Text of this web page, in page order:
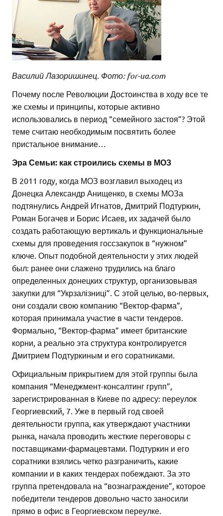
Василий Лазоришинец. Фото: for-ua.com
Почему после Революции Достоинства в ходу все те
же схемы и принципы, которые активно
использовались в период “семейного застоя”? Этой
теме считаю необходимым посвятить более
пристальное внимание…
Эра Семьи: как строились схемы в МОЗ
В 2011 году, когда МОЗ возглавил выходец из
Донецка Александр Анищенко, в схемы МОЗа
подтянулись Андрей Игнатов, Дмитрий Подтуркин,
Роман Богачев и Борис Исаев, их задачей было
создать работающую вертикаль и функциональные
схемы для проведения госсзакупок в “нужном”
ключе. Опыт подобной деятельности у этих людей
был: ранее они слажено трудились на благо
определенных донецких структур, организовывая
закупки для “Укрзалізниці”. С этой целью, во-первых,
они создали свою компанию “Вектор-фарма”,
которая принимала участие в части тендеров.
Формально, “Вектор-фарма” имеет британские
корни, а реально эта структура контролируется
Дмитрием Подтуркиным и его соратниками.
Официальным прикрытием для этой группы была
компания “Менеджмент-консалтинг групп”,
зарегистрированная в Киеве по адресу: переулок
Георгиевский, 7. Уже в первый год своей
деятельности группа, как утверждают участники
рынка, начала проводить жесткие переговоры с
поставщиками-фармацевтами. Подтуркин и его
соратники взялись четко разграничить, какие
компании и в каких тендерах побеждают. За это
группа претендовала на “вознаграждение”, которое
победители тендеров довольно часто заносили
прямо в офис в Георгиевском переулке.